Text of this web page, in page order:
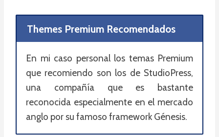
Themes Premium Recomendados
En mi caso personal los temas Premium
que recomiendo son los de StudioPress,
una compañía que es bastante
reconocida especialmente en el mercado
anglo por su famoso framework Génesis.